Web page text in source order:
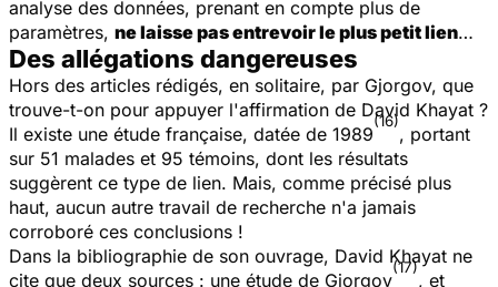
analyse des données, prenant en compte plus de
paramètres, ne laisse pas entrevoir le plus petit lien…
Des allégations dangereuses
Hors des articles rédigés, en solitaire, par Gjorgov, que
trouve-t-on pour appuyer l'affirmation de David Khayat ?
Il existe une étude française, datée de 1989
(16)
, portant
sur 51 malades et 95 témoins, dont les résultats
suggèrent ce type de lien. Mais, comme précisé plus
haut, aucun autre travail de recherche n'a jamais
corroboré ces conclusions !
Dans la bibliographie de son ouvrage, David Khayat ne
cite que deux sources : une étude de Gjorgov
(17)
, et